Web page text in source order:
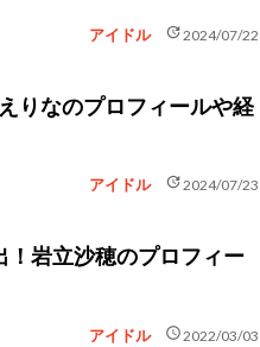
アイドル update2024/07/22
りなのプロフィールや経
アイドル update2024/07/23
！岩立沙穂のプロフィー
アイドル schedule2022/03/03